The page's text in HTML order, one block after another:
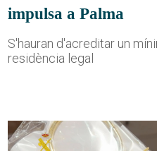
impulsa a Palma
S'hauran d'acreditar un
residència legal